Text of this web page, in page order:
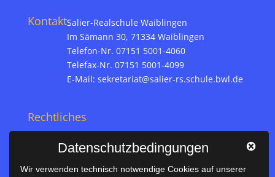
KontaktSalier-Realschule Waiblingen
Im Sämann 30, 71334 Waiblingen
Telefon-Nr. 07151 5001-4060
Telefax-Nr. 07151 5001-4099
E-Mail: sekretariat@salier-rs.schule.bwl.de
Rechtliches
Datenschutz
Datenschutzbedingungen
Wir verwenden technisch notwendige Cookies auf unserer